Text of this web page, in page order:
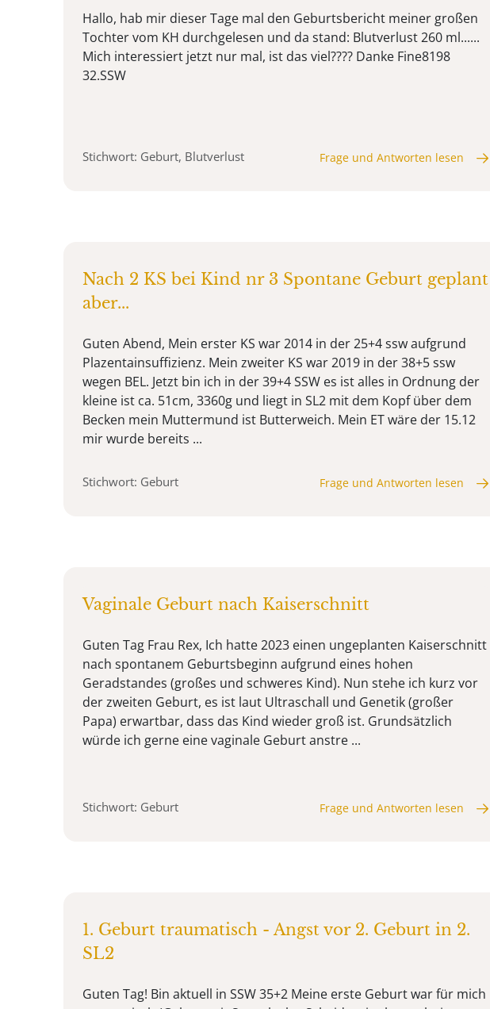
Hallo, hab mir dieser Tage mal den Geburtsbericht meiner großen
Tochter vom KH durchgelesen und da stand: Blutverlust 260 ml......
Mich interessiert jetzt nur mal, ist das viel???? Danke Fine8198
32.SSW
Stichwort: Geburt, Blutverlust Frage und Antworten lesen
Nach 2 KS bei Kind nr 3 Spontane Geburt geplant
aber...
Guten Abend, Mein erster KS war 2014 in der 25+4 ssw aufgrund
Plazentainsuffizienz. Mein zweiter KS war 2019 in der 38+5 ssw
wegen BEL. Jetzt bin ich in der 39+4 SSW es ist alles in Ordnung der
kleine ist ca. 51cm, 3360g und liegt in SL2 mit dem Kopf über dem
Becken mein Muttermund ist Butterweich. Mein ET wäre der 15.12
mir wurde bereits ...
Stichwort: Geburt Frage und Antworten lesen
Vaginale Geburt nach Kaiserschnitt
Guten Tag Frau Rex, Ich hatte 2023 einen ungeplanten Kaiserschnitt
nach spontanem Geburtsbeginn aufgrund eines hohen
Geradstandes (großes und schweres Kind). Nun stehe ich kurz vor
der zweiten Geburt, es ist laut Ultraschall und Genetik (großer
Papa) erwartbar, dass das Kind wieder groß ist. Grundsätzlich
würde ich gerne eine vaginale Geburt anstre ...
Stichwort: Geburt Frage und Antworten lesen
1. Geburt traumatisch - Angst vor 2. Geburt in 2.
SL2
Guten Tag! Bin aktuell in SSW 35+2 Meine erste Geburt war für mich